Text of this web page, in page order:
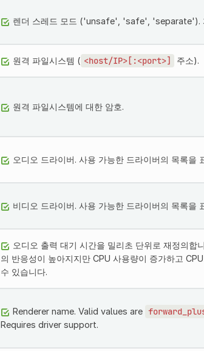
렌더 스레드 모드 ('unsafe', 'safe', 'separate').
원격 파일시스템 ( <host/IP>[:<port>] 주소).
원격 파일시스템에 대한 암호.
오디오 드라이버. 사용 가능한 드라이버의 목록을
비디오 드라이버. 사용 가능한 드라이버의 목록을
오디오 출력 대기 시간을 밀리초 단위로 재정의
의 반응성이 높아지지만 CPU 사용량이 증가하고
수 있습니다.
Renderer name. Valid values are
Requires driver support.